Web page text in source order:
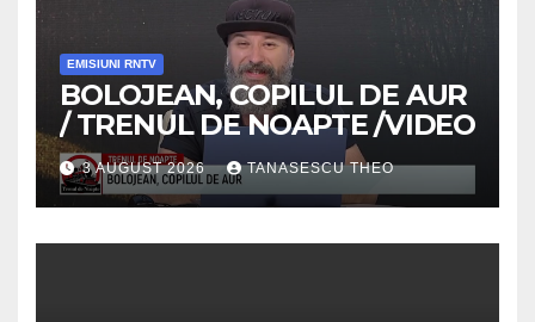
EMISIUNI RNTV
BOLOJEAN, COPILUL DE AUR
/ TRENUL DE NOAPTE /VIDEO
3 AUGUST 2026 TANASESCU THEO